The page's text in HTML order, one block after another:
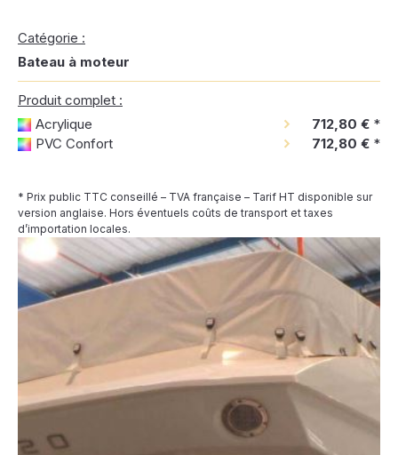
Catégorie :
Bateau à moteur
Produit complet :
Acrylique
712,80 € *
PVC Confort
712,80 € *
* Prix public TTC conseillé – TVA française – Tarif HT disponible sur
version anglaise. Hors éventuels coûts de transport et taxes
d’importation locales.